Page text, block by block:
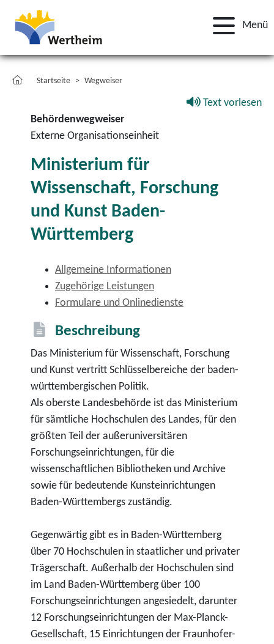
Menü
Startseite Wegweiser
Text vorlesen
Behördenwegweiser
Externe Organisationseinheit
Ministerium für
Wissenschaft, Forschung
und Kunst Baden-
Württemberg
Allgemeine Informationen
Zugehörige Leistungen
Formulare und Onlinedienste
Beschreibung
Das Ministerium für Wissenschaft, Forschung
und Kunst vertritt Schlüsselbereiche der baden-
württembergischen Politik.
Als oberste Landesbehörde ist das Ministerium
für sämtliche Hochschulen des Landes, für den
größten Teil der außeruniversitären
Forschungseinrichtungen, für die
wissenschaftlichen Bibliotheken und Archive
sowie für bedeutende Kunsteinrichtungen
Baden-Württembergs zuständig.
Gegenwärtig gibt es in Baden-Württemberg
über 70 Hochschulen in staatlicher und privater
Trägerschaft. Außerhalb der Hochschulen sind
im Land Baden-Württemberg über 100
Forschungseinrichtungen angesiedelt, darunter
12 Forschungseinrichtungen der Max-Planck-
Gesellschaft, 15 Einrichtungen der Fraunhofer-